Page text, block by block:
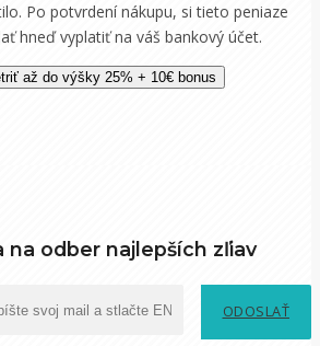
Po potvrdení nákupu, si tieto peniaze
hneď vyplatiť na váš bankový účet.
až do výšky 25% + 10€ bonus
na odber najlepších zľiav
ODOSLAŤ